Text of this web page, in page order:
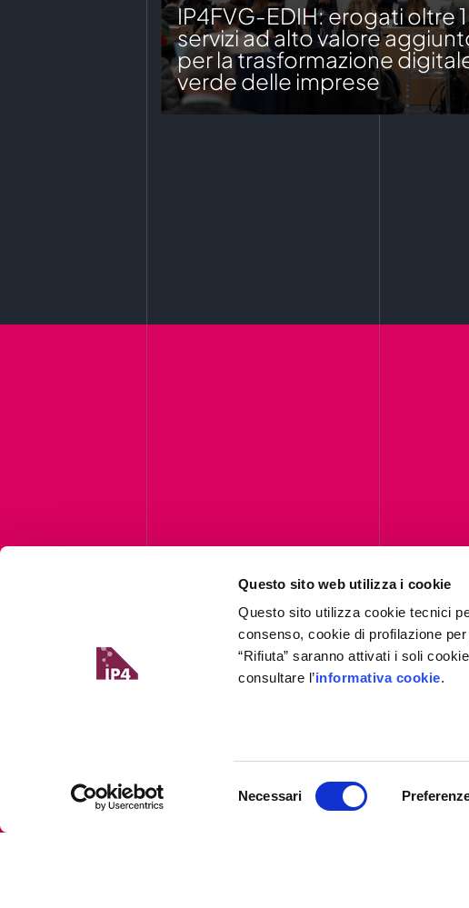
Questo sito web utilizza i cookie
Questo sito utilizza cookie tecnici
consenso, cookie di profilazione
“Rifiuta” saranno attivati i soli
consultare l’informativa cookie.
Necessari
IP4FVG-EDIH: erogati oltre
servizi ad alto valore
per la trasformazione
verde delle imprese